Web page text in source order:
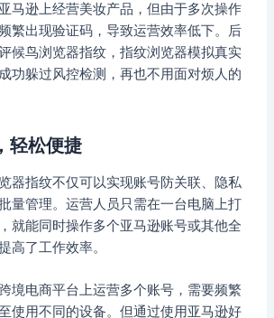
马逊上经营美妆产品，但由于多次操作
繁出现验证码，导致运营效率低下。后
候鸟浏览器指纹，指纹浏览器模拟真实
功躲过风控检测，再也不用面对烦人的
轻松便捷
器指纹不仅可以实现账号防关联、隐私
量管理。运营人员只需在一台电脑上打
就能同时操作多个亚马逊账号或其他全
高了工作效率。
境电商平台上运营多个账号，需要频繁
使用不同的设备。但通过使用亚马逊好